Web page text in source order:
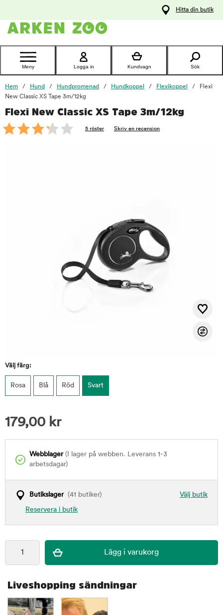
Kontakta
Hitta din butik
Meny Logga in Kundvagn Sök
Hem Hund Hundpromenad Hundkoppel Flexikoppel
Flexi
New Classic XS Tape 3m/12kg
Flexi New Classic XS Tape 3m/12kg
5 röster Skriv en recension
Välj färg:
Rosa Blå Röd Svart
179,00 kr
Webblager(I lager på webben. Leverans 1-3
arbetsdagar)
Välj butik
Butikslager(41 butiker)
Reservera i butik
foo
Liveshopping sändningar